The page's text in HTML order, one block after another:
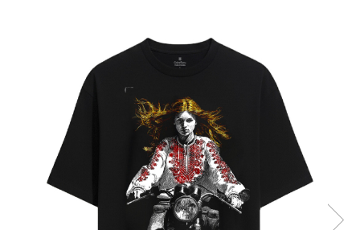
Bluze si hanorace bărbați
Bluze si hanorace damă
Bluze de trening | Bluze tehnice
Șepci și căciuli
Accesorii
Colecții